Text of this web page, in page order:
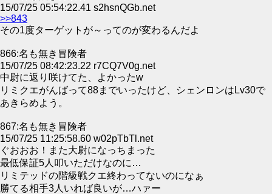
15/07/25 05:54:22.41 s2hsnQGb.net
>>843
その1度ターゲットが～ってのが変わるんだよ
866:名も無き冒険者
15/07/25 08:42:23.22 r7CQ7V0g.net
中尉に返り咲けてた、よかったw
リミクエがんばって88までいったけど、シェンロンはLv30で
あきらめよう。
867:名も無き冒険者
15/07/25 11:25:58.60 w02pTbTl.net
ぐおおお！また大尉になっちまった
最低保証5人叩いただけなのに…
リミテッドの階級戦クエ終わってないのになぁ
勝てる相手3人いれば良いが…ハァー